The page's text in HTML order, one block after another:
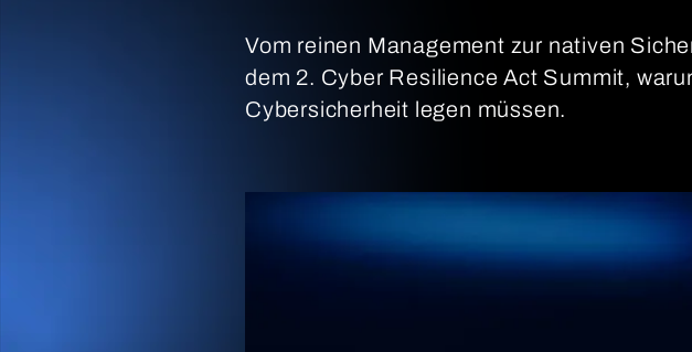
Vom reinen Management zur nativen
dem 2. Cyber Resilience Act Summit,
Cybersicherheit legen müssen.